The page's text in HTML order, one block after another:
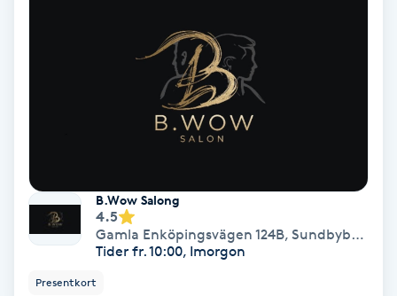
Permanent hårborttagning
Permanent ögonbrynsmakeup
Personlig tränare
Picolaser
Piercing
B.Wow Salong
4.5
Gamla Enköpingsvägen 124B, Sundbyberg
Tider fr. 10:00, Imorgon
Presentkort